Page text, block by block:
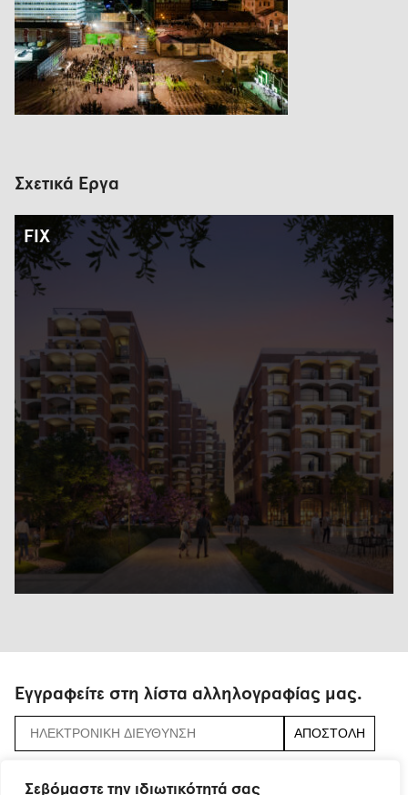
Σεβόμαστε την ιδιωτικότητά σας
Σχετικά Έργα
FIX
Εγγραφείτε στη λίστα αλληλογραφίας μας.